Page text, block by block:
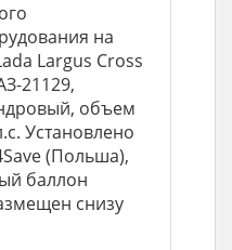
на
Largus Cross
21129,
объем
Установлено
(Польша),
баллон
снизу